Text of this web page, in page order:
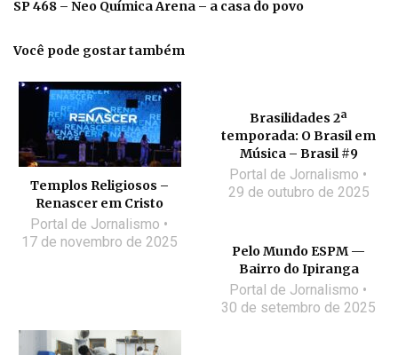
SP 468 – Neo Química Arena – a casa do povo
Você pode gostar também
Templos Religiosos –
Renascer em Cristo
Portal de Jornalismo
17 de novembro de 2025
Brasilidades 2ª
temporada: O Brasil em
Música – Brasil #9
Portal de Jornalismo
29 de outubro de 2025
Pelo Mundo ESPM —
Bairro do Ipiranga
Portal de Jornalismo
30 de setembro de 2025